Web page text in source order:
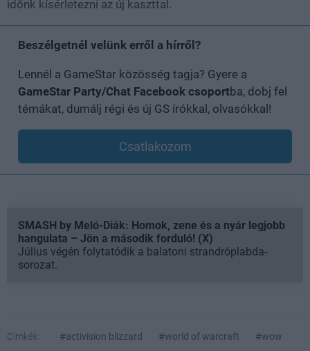
időnk kísérletezni az új kaszttal.
Beszélgetnél velünk erről a hírről?
Lennél a GameStar közösség tagja? Gyere a
GameStar Party/Chat Facebook csoportba, dobj fel
témákat, dumálj régi és új GS írókkal, olvasókkal!
Csatlakozom
SMASH by Meló-Diák: Homok, zene és a nyár legjobb
hangulata – Jön a második forduló! (X)
Július végén folytatódik a balatoni strandröplabda-
sorozat.
Címkék: #activision blizzard #world of warcraft
#wow